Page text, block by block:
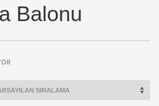
Balonu